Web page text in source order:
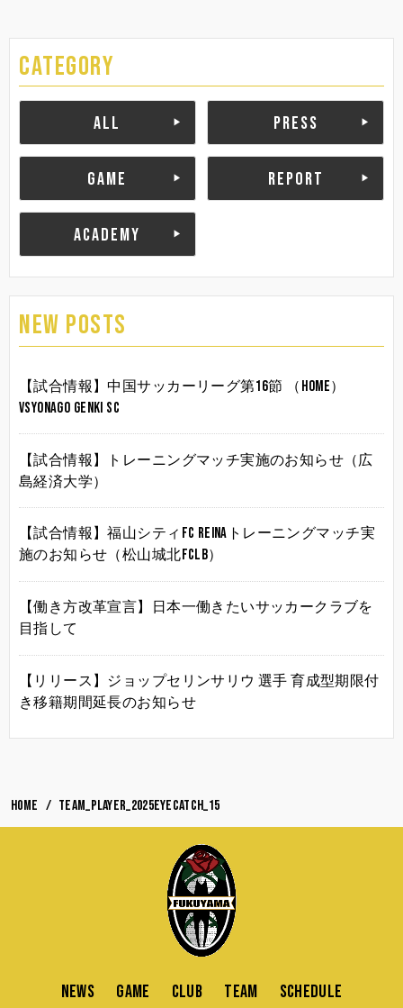
CATEGORY
ALL PRESS
GAME REPORT
ACADEMY
NEW POSTS
【試合情報】中国サッカーリーグ第16節 （HOME）
vsYonago Genki SC
【試合情報】トレーニングマッチ実施のお知らせ（広
島経済大学）
【試合情報】福山シティFC Reinaトレーニングマッチ実
施のお知らせ（松山城北FCLB）
【働き方改革宣言】日本一働きたいサッカークラブを
目指して
【リリース】ジョップセリンサリウ 選手 育成型期限付
き移籍期間延長のお知らせ
HOME team_player_2025eyecatch_15
NEWS GAME CLUB TEAM SCHEDULE